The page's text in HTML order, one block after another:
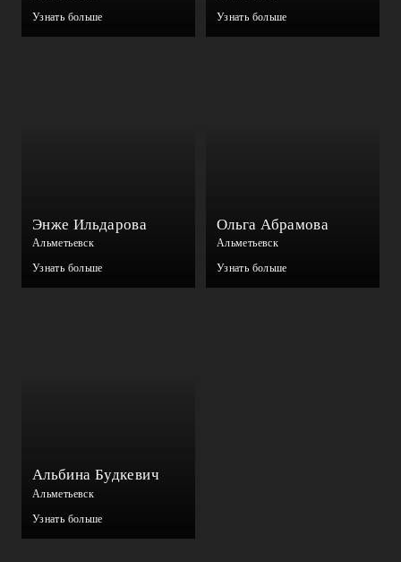
Узнать больше
Узнать больше
Энже Ильдарова
Альметьевск
Узнать больше
Ольга Абрамова
Альметьевск
Узнать больше
Альбина Будкевич
Альметьевск
Узнать больше